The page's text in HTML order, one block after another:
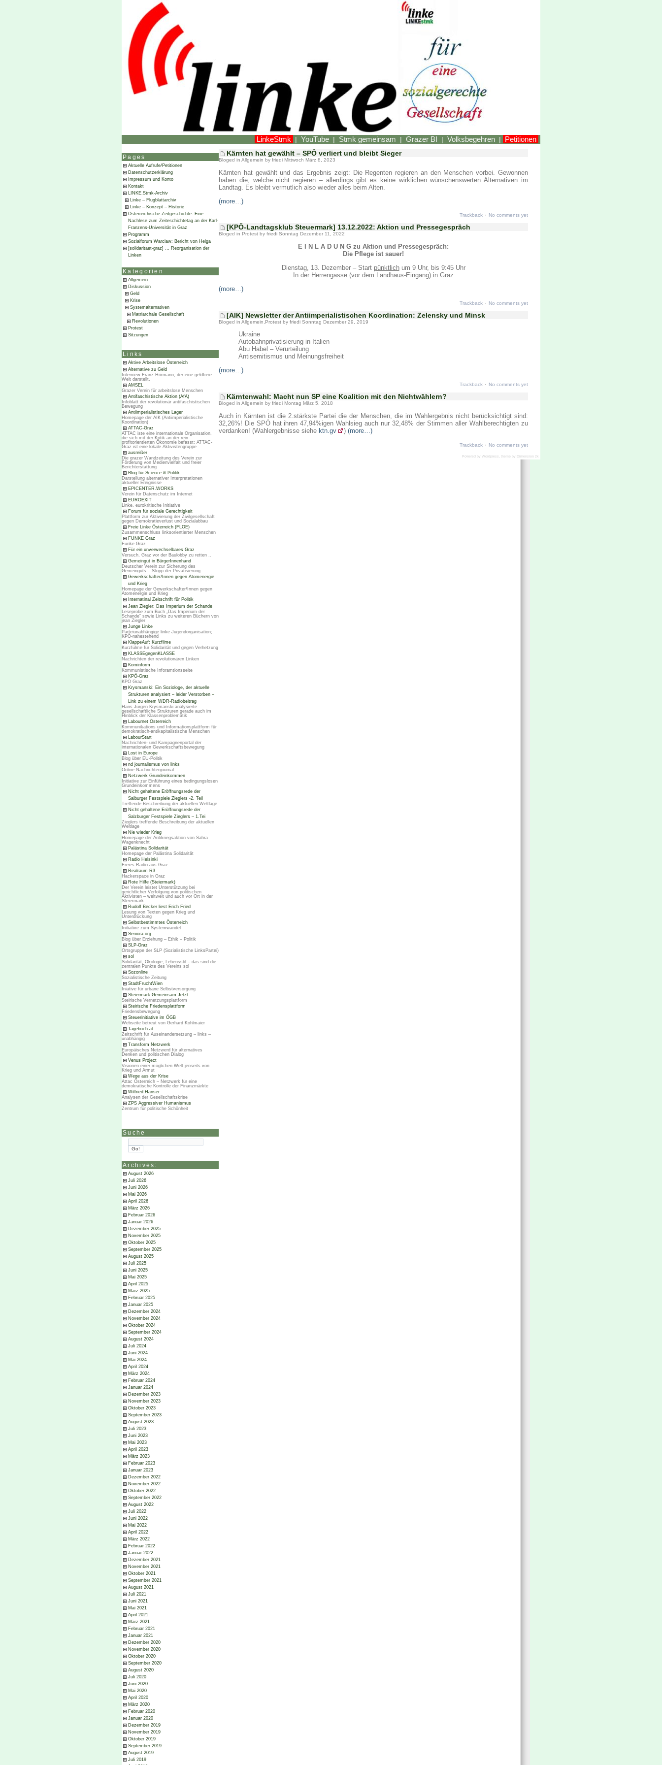
LinkeStmk | YouTube | Stmk gemeinsam | Grazer BI | Volksbegehren | Petitionen
Pages
Aktuelle Aufrufe/Petitionen
Datenschutzerklärung
Impressum und Konto
Kontakt
LINKE.Stmk-Archiv
Linke – Flugblattarchiv
Linke – Konzept – Historie
Österreichische Zeitgeschichte: Eine
Nachlese zum Zeiteschichtetag an der Karl-
Franzens-Universität in Graz
Programm
Sozialforum Warclaw: Bericht von Helga
[solidaritaet-graz] … Reorganisation der
Linken
Kategorien
Allgemein
Diskussion
Geld
Krise
Systemalternativen
Matriarchale Gesellschaft
Revolutionen
Protest
Sitzungen
Links
Aktive Arbeitslose Österreich
Alternative zu Geld
Interview Franz Hörmann, der eine geldfreie
Welt darstellt.
AMSEL
Grazer Verein für arbeitslose Menschen
Antifaschistische Aktion (AfA)
Infoblatt der revolutionär antifaschistischen
Bewegung
Antiimperialistisches Lager
Homepage der AIK (Antiimperialistische
Koordination)
ATTAC-Graz
ATTAC iste eine internationale Organisation,
die sich mit der Kritik an der rein
profitorientierten Ökonomie befasst; ATTAC-
Graz ist eine lokale Aktivistengruppe
ausreißer
Die grazer Wandzeitung des Verein zur
Förderung von Medienvielfalt und freier
Berichterstattung
Blog für Science & Politik
Darstellung alternativer Interpretationen
aktueller Ereignisse
EPICENTER.WORKS
Verein für Datenschutz im Internet
EUROEXIT
Linke, eurokritische Initiative
Forum für soziale Gerechtigkeit
Plattform zur Aktivierung der Zivilgesellschaft
gegen Demokratieverlust und Sozialabbau
Freie Linke Österreich (FLOE)
Zusammenschluss linksorientierter Menschen
FUNKE Graz
Funke Graz
Für ein unverwechselbares Graz
Versuch, Graz vor der Baulobby zu retten ..
Gemeingut in BürgerInnenhand
Deutscher Verein zur Sicherung des
Gemeinguts – Stopp der Privatisierung
Gewerkschafter/Innen gegen Atomenergie
und Krieg
Homepage der Gewerkschafter/Innen gegen
Atomenergie und Krieg
Internatinal Zeitschrift für Politik
Jean Ziegler: Das Imperium der Schande
Leseprobe zum Buch „Das Imperium der
Schande“ sowie Links zu weiteren Büchern von
jean Ziegler
Junge Linke
Parteiunabhängige linke Jugendorganisation;
KPÖ-nahestehend
KlappeAuf: Kurzfilme
Kurzfülme für Solidarität und gegen Verhetzung
KLASSEgegenKLASSE
Nachrichten der revolutionären Linken
Kominform
Kommunistische Inforamtionsseite
KPÖ-Graz
KPÖ Graz
Krysmanski: Ein Soziologe, der aktuelle
Strukturen analysiert – leider Verstorben –
Link zu einem WDR-Radiobeitrag
Hans Jürgen Krysmanski analysierte
gesellschaftliche Strukturen gerade auch im
Hinblick der Klassenproblematik
Labournet Österreich
Kommunikations und Informationsplattform für
demokratisch-antikapitalistische Menschen
LabourStart
Nachrichten- und Kampagnenportal der
internationalen Gewerkschaftsbewegung
Lost in Europe
Blog über EU-Politik
nd journalismus von links
Online-Nachrichtenjournal
Netzwerk Grundeinkommen
Initiative zur Einführung eines bedingungslosen
Grundeinkommens
Nicht gehaltene Eröffnungsrede der
Salburger Festspiele Zieglers -2. Teil
Treffende Beschreibung der aktuellen Weltlage
Nicht gehaltene Eröffnungsrede der
Salzburger Festspiele Zieglers – 1.Tei
Zieglers treffende Beschreibung der aktuellen
Weltlage
Nie wieder Krieg
Homepage der Antikriegsaktion von Sahra
Wagenknecht
Palästina Solidarität
Homepage der Palästina Solidarität
Radio Helsinki
Freies Radio aus Graz
Realraum R3
Hackerspace in Graz
Rote Hilfe (Steiermark)
Der Verein leistet Unterstützung bei
gerichtlicher Verfolgung von politischen
Aktivisten – weltweit und auch vor Ort in der
Steiermark
Rudolf Becker liest Erich Fried
Lesung von Texten gegen Krieg und
Unterdrückung
Selbstbestimmtes Österreich
Initiative zum Systemwandel
Seniora.org
Blog über Erziehung – Ethik – Politik
SLP-Graz
Ortsgruppe der SLP (Sozialistische LinksPartei)
sol
Solidarität, Ökologie, Lebensstil – das sind die
zentralen Punkte des Vereins sol
Sozonline
Sozialistische Zeitung
StadtFruchtWien
Iniative für urbane Selbstversorgung
Steiermark Gemeinsam Jetzt
Steirische Vernetzungsplattform
Steirische Friedensplattform
Friedensbewegung
Steuerinitiative im ÖGB
Webseite betreut von Gerhard Kohlmaier
Tagebuch.at
Zeitschrift für Auseinandersetzung – links –
unabhängig
Transform Netzwerk
Europäisches Netzwerd für alternatives
Denken und politischen Dialog
Venus Project
Visionen einer möglichen Welt jenseits von
Krieg und Armut
Wege aus der Krise
Attac Österreich – Netzwerk für eine
demokratische Kontrolle der Finanzmärkte
Wilfried Hanser
Analysen der Gesellschaftskrise
ZPS Aggressiver Humanismus
Zentrum für politische Schönheit
Suche
Archives:
August 2026
Juli 2026
Juni 2026
Mai 2026
April 2026
März 2026
Februar 2026
Januar 2026
Dezember 2025
November 2025
Oktober 2025
September 2025
August 2025
Juli 2025
Juni 2025
Mai 2025
April 2025
März 2025
Februar 2025
Januar 2025
Dezember 2024
November 2024
Oktober 2024
September 2024
August 2024
Juli 2024
Juni 2024
Mai 2024
April 2024
März 2024
Februar 2024
Januar 2024
Dezember 2023
November 2023
Oktober 2023
September 2023
August 2023
Juli 2023
Juni 2023
Mai 2023
April 2023
März 2023
Februar 2023
Januar 2023
Dezember 2022
November 2022
Oktober 2022
September 2022
August 2022
Juli 2022
Juni 2022
Mai 2022
April 2022
März 2022
Februar 2022
Januar 2022
Dezember 2021
November 2021
Oktober 2021
September 2021
August 2021
Juli 2021
Juni 2021
Mai 2021
April 2021
März 2021
Februar 2021
Januar 2021
Dezember 2020
November 2020
Oktober 2020
September 2020
August 2020
Juli 2020
Juni 2020
Mai 2020
April 2020
März 2020
Februar 2020
Januar 2020
Dezember 2019
November 2019
Oktober 2019
September 2019
August 2019
Juli 2019
Kärnten hat gewählt – SPÖ verliert und bleibt Sieger
Bloged in Allgemein by friedi Mittwoch März 8, 2023
Kärnten hat gewählt und das Ergebnis zeigt: Die Regenten regieren an den Menschen vorbei. Gewonnen
haben die, welche nicht regieren – allerdings gibt es keine wirklichen wünschenswerten Alternativen im
Landtag. Es bleibt vermutlich also wieder alles beim Alten.
(more…)
Trackback · No comments yet
[KPÖ-Landtagsklub Steuermark] 13.12.2022: Aktion und Pressegespräch
Bloged in Protest by friedi Sonntag Dezember 11, 2022
E I N L A D U N G zu Aktion und Pressegespräch:
Die Pflege ist sauer!
Dienstag, 13. Dezember – Start pünktlichum 9 Uhr, bis 9:45 Uhr
In der Herrengasse (vor dem Landhaus-Eingang) in Graz
(more…)
Trackback · No comments yet
[AIK] Newsletter der Antiimperialistischen Koordination: Zelensky und Minsk
Bloged in Allgemein Protest by friedi Sonntag Dezember 29, 2019
Ukraine
Autobahnprivatisierung in Italien
Abu Habel – Verurteilung
Antisemitismus und Meinungsfreiheit
(more…)
Trackback · No comments yet
Kärntenwahl: Macht nun SP eine Koalition mit den Nichtwählern?
Bloged in Allgemein by friedi Montag März 5, 2018
Auch in Kärnten ist die 2.stärkste Partei die der Menschen, die im Wahlergebnis nicht berücksichtigt sind:
32,26%! Die SPÖ hat ihren 47,94%igen Wahlsieg auch nur 32,48% der Stimmen aller Wahlberechtigten zu
verdanken! (Wahlergebnisse siehe ktn.gv ) (more…)
Trackback · No comments yet
Powered by Wordpress , theme by Dimension 2k